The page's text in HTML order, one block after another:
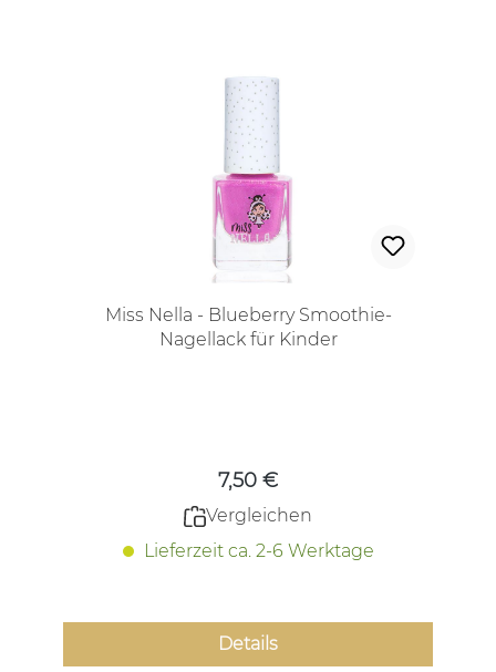
Miss Nella - Blueberry Smoothie-
Nagellack für Kinder
7,50 €
Vergleichen
Lieferzeit ca. 2-6 Werktage
Details